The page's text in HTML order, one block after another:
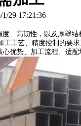
29 17:21:36
、高韧性，以及厚壁
工工艺、精度控制的要
优势、加工流程、适